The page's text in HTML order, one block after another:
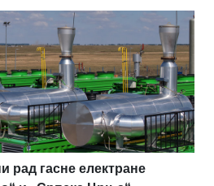
рад гасне електране